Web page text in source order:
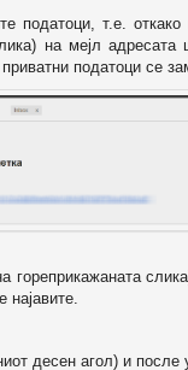
податоци, т.е.
на мејл
податоци се
гореприкажаната
десен агол) и после